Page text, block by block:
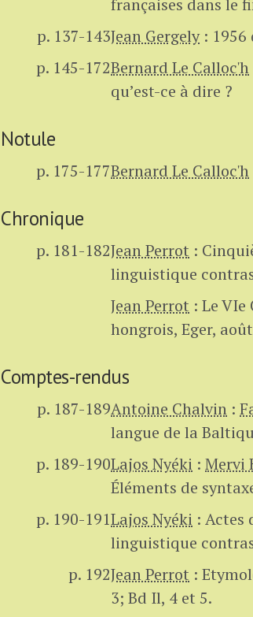
p. 137-143Jean Gergely:
p. 145-172Bernard Le Calloc'h
qu’est-ce à dire ?
Notule
p. 175-177Bernard Le Calloc'h
Chronique
p. 181-182Jean Perrot :
linguistique
Jean Perrot : Le
hongrois, Eger,
Comptes-rendus
p. 187-189Antoine Chalvin :
langue de la
p. 189-190Lajos Nyéki : Mervi
Éléments de
p. 190-191Lajos Nyéki : Actes
linguistique
p. 192Jean Perrot :
3; Bd Il, 4 et 5.